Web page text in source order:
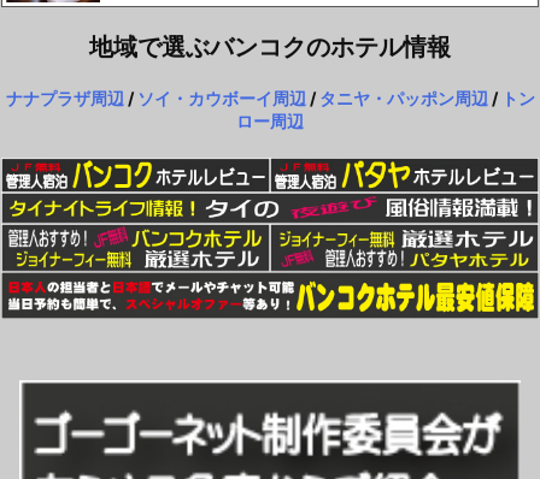
地域で選ぶバンコクのホテル情報
ナナプラザ周辺 / ソイ・カウボーイ周辺 /タニヤ・パッポン周辺 / トン
ロー周辺